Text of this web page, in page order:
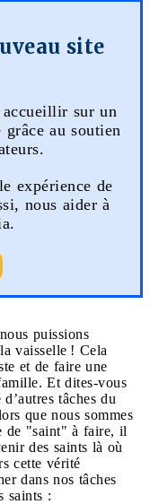
site
accueillir sur un
au soutien
expérience de
nous aider à
puissions
vaisselle ! Cela
et de faire une
Et dites-vous
tâches du
que nous sommes
de "saint" à faire, il
des saints là où
cette vérité
dans nos tâches
saints :